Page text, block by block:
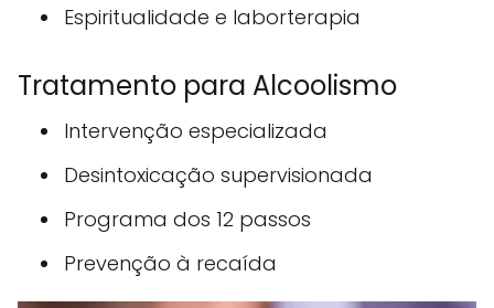
Espiritualidade e laborterapia
Tratamento para Alcoolismo
Intervenção especializada
Desintoxicação supervisionada
Programa dos 12 passos
Prevenção à recaída